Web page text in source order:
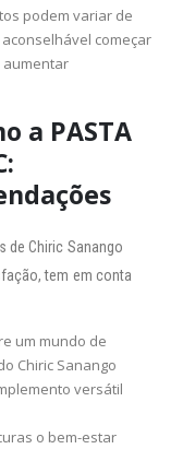
podem variar de
começar
aumentar
a PASTA
de Chiric Sanango
tem em conta
um mundo de
Chiric Sanango
versátil
o bem-estar